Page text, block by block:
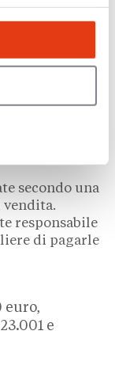
su un
per le
secondo una
vendita.
responsabile
di pagarle
euro,
e